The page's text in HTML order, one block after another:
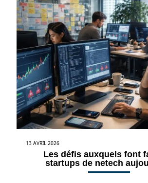
13 AVRIL 2026
Les défis auxquels font
startups de netech